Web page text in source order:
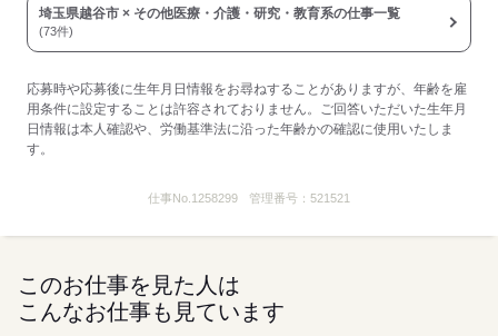
償いたします。）
・看護奨学金制度（資格取得後2年間勤務で返済免除）
敷地内禁煙
埼玉県越谷市 × その他医療・介護・研究・教育系の仕事一覧
(73件)
応募時や応募後に生年月日情報をお尋ねすることがありますが、年齢を雇
用条件に設定することは許容されておりません。ご回答いただいた生年月
日情報は本人確認や、労働基準法に沿った年齢かの確認に使用いたしま
す。
仕事No. 1258299 管理番号： 521521
このお仕事を見た人は
こんなお仕事も見ています